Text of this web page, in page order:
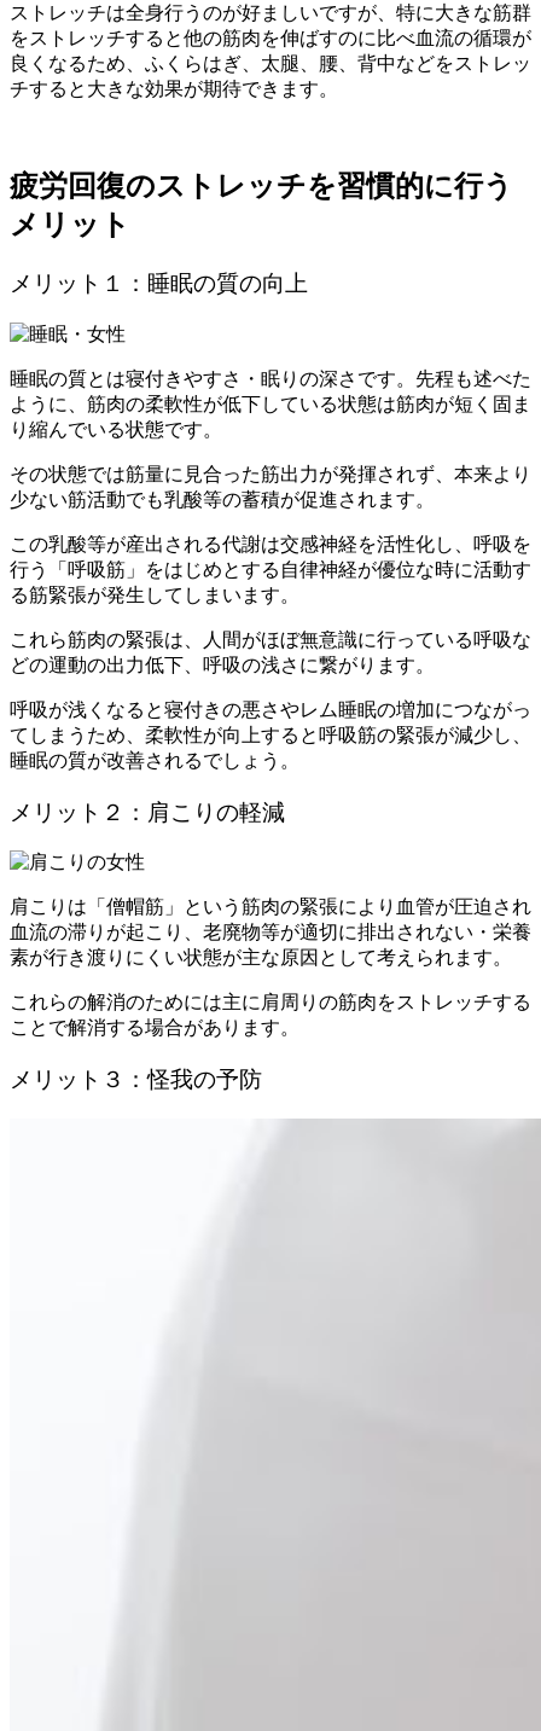
ストレッチは全身行うのが好ましいですが、特に大きな筋群
をストレッチすると他の筋肉を伸ばすのに比べ血流の循環が
良くなるため、 ふくらはぎ、太腿、腰、背中などをストレッ
チすると大きな効果が期待できます。
疲労回復のストレッチを習慣的に行う
メリット
メリット１：睡眠の質の向上
睡眠の質とは寝付きやすさ・眠りの深さです。先程も述べた
ように、筋肉の柔軟性が低下している状態は筋肉が短く固ま
り縮んでいる状態です。
その状態では筋量に見合った筋出力が発揮されず、本来より
少ない筋活動でも乳酸等の蓄積が促進されます。
この乳酸等が産出される代謝は交感神経を活性化し、呼吸を
行う「呼吸筋」をはじめとする自律神経が優位な時に活動す
る筋緊張が発生してしまいます。
これら筋肉の緊張は、人間がほぼ無意識に行っている呼吸な
どの運動の出力低下、呼吸の浅さに繋がります。
呼吸が浅くなると寝付きの悪さやレム睡眠の増加につながっ
てしまうため、 柔軟性が向上すると呼吸筋の緊張が減少し、
睡眠の質が改善されるでしょう。
メリット２：肩こりの軽減
肩こりは「僧帽筋」という筋肉の緊張により血管が圧迫され
血流の滞りが起こり、 老廃物等が適切に排出されない・栄養
素が行き渡りにくい状態が主な原因 として考えられます。
これらの解消のためには主に肩周りの筋肉をストレッチする
ことで解消する場合があります。
メリット３：怪我の予防